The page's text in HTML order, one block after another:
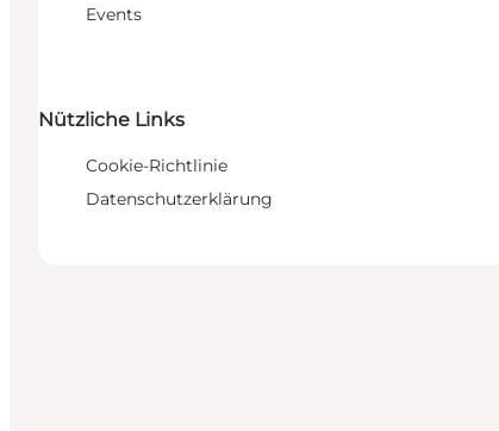
Events
Nützliche Links
Cookie-Richtlinie
Datenschutzerklärung